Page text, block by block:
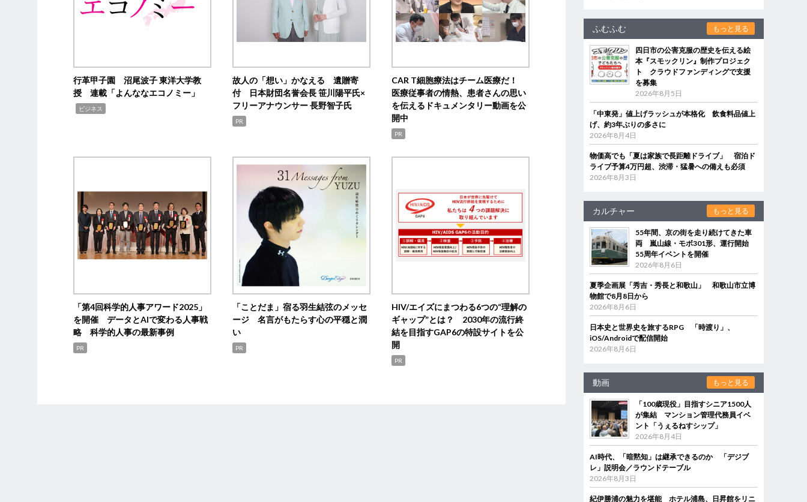
行革甲子園 沼尾波子 東洋大学教
授 連載「よんななエコノミー」
ビジネス
故人の「想い」かなえる 遺贈寄
付 日本財団名誉会長 笹川陽平氏×
フリーアナウンサー 長野智子氏
PR
CAR T細胞療法はチーム医療だ！
医療従事者の情熱、患者さんの思い
を伝えるドキュメンタリー動画を公
開中
PR
「第4回科学的人事アワード2025」
を開催 データとAIで変わる人事戦
略 科学的人事の最新事例
PR
「ことだま」宿る羽生結弦のメッセ
ージ 名言がもたらす心の平穏と潤
い
PR
HIV/エイズにまつわる6つの“理解の
ギャップ”とは？ 2030年の流行終
結を目指すGAP6の特設サイトを公
開
PR
ふむふむ もっと見る
四日市の公害克服の歴史を伝える絵
本『スモックリン』制作プロジェク
ト クラウドファンディングで支援
を募集
2026年8月5日
「中東発」値上げラッシュが本格化 飲食料品値上
げ、約3年ぶりの多さに
2026年8月4日
物価高でも「夏は家族で長距離ドライブ」 宿泊ド
ライブ予算4万円超、渋滞・猛暑への備えも必須
2026年8月3日
カルチャー もっと見る
55年間、京の街を走り続けてきた車
両 嵐山線・モボ301形、運行開始
55周年イベントを開催
2026年8月6日
夏季企画展「秀吉・秀長と和歌山」 和歌山市立博
物館で8月8日から
2026年8月6日
日本史と世界史を旅するRPG 「時渡り」、
iOS/Androidで配信開始
2026年8月6日
動画 もっと見る
「100歳現役」目指すシニア1500人
が集結 マンション管理代務員イベ
ント「うぇるねすシップ」
2026年8月4日
AI時代、「暗黙知」は継承できるのか 「デジブ
レ」説明会／ラウンドテーブル
2026年8月3日
紀伊勝浦の魅力を堪能 ホテル浦島、日昇館をリニ